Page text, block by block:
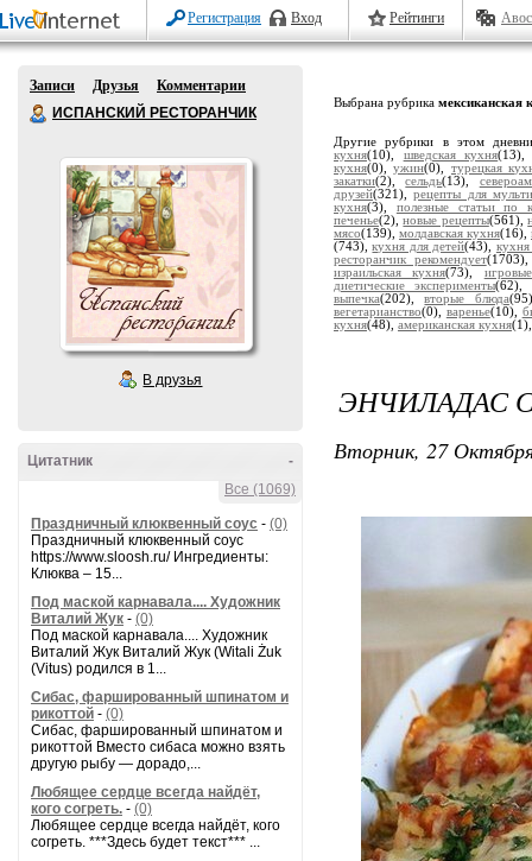
Регистрация Вход Рейтинги
Записи Друзья
Комментарии
ИСПАНСКИЙ РЕСТОРАНЧИК
В друзья
-
Цитатник
Все (1069)
Праздничный клюквенный соус - (0)
Праздничный клюквенный соус
https://www.sloosh.ru/ Ингредиенты:
Клюква – 15...
Под маской карнавала.... Художник
Виталий Жук - (0)
Под маской карнавала.... Художник
Виталий Жук Виталий Жук (Witali Żuk
(Vitus) родился в 1...
Сибас, фаршированный шпинатом и
рикоттой - (0)
Сибас, фаршированный шпинатом и
рикоттой Вместо сибаса можно взять
другую рыбу — дорадо,...
Любящее сердце всегда найдёт,
кого согреть. - (0)
Любящее сердце всегда найдёт, кого
согреть. ***Здесь будет текст*** ...
Выбрана рубрика мексиканская
Другие рубрики в этом
кухня(10), шведская кухня
кухня(0),ужин(0), турецкая
закатки(2),сельдь(13),
друзей(321),рецепты для
кухня(3), полезные статьи по
печенье(2),новые рецепты(561),
мясо(139), молдавская кухня(16),
(743),кухня для детей(43), кухня
ресторанчик рекомендует
израильская кухня(73),
диетические эксперименты(62),
выпечка(202),вторые блюда
вегетарианство(0), варенье(10),
кухня(48), американская кухня
ЭНЧИЛАДАС
Вторник, 27